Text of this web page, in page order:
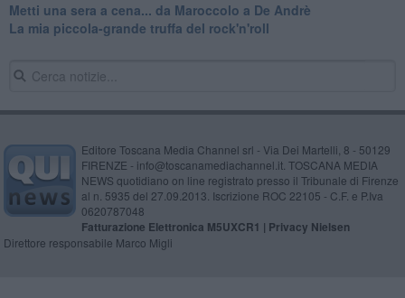
Metti una sera a cena... da Maroccolo a De Andrè
La mia piccola-grande truffa del rock'n'roll
Editore Toscana Media Channel srl - Via Dei Martelli, 8 - 50129
FIRENZE - info@toscanamediachannel.it. TOSCANA MEDIA
NEWS quotidiano on line registrato presso il Tribunale di Firenze
al n. 5935 del 27.09.2013. Iscrizione ROC 22105 - C.F. e P.Iva
0620787048
Fatturazione Elettronica M5UXCR1 | Privacy Nielsen
Direttore responsabile Marco Migli